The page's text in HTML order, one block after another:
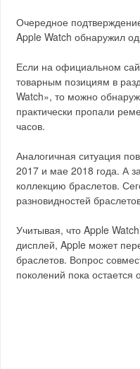
Очередное
Apple Watch обнаружил
Если на официальном
товарным позициям в
Watch», то можно
практически пропали
часов.
Аналогичная ситуация
2017 и мае 2018 года. А
коллекцию браслетов.
разновидностей
Учитывая, что Apple
дисплей, Apple может
браслетов. Вопрос
поколений пока остается